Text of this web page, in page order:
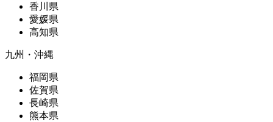
香川県
愛媛県
高知県
九州・沖縄
福岡県
佐賀県
長崎県
熊本県